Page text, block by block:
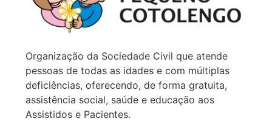
Organização da Sociedade Civil que atende
pessoas de todas as idades e com múltiplas
deficiências, oferecendo, de forma gratuita,
assistência social, saúde e educação aos
Assistidos e Pacientes.